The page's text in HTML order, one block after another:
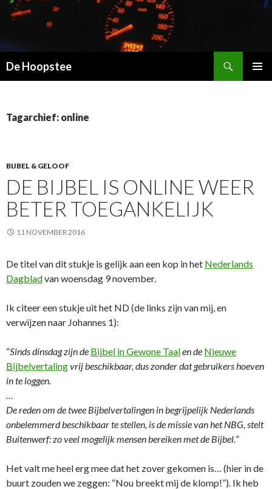
De Hoopstee
Tagarchief: online
BIJBEL & GELOOF
DE BIJBEL IS ONLINE WEER
BETER TOEGANKELIJK
11 NOVEMBER 2016
De titel van dit stukje is gelijk aan een kop in het Nederlands
Dagbladvan woensdag 9 november.
Ik citeer een stukje uit het ND (de links zijn van mij, en
verwijzen naar Johannes 1):
“Sinds dinsdag zijn de Bijbel in Gewone Taalen de Nieuwe
Bijbelvertalingvrij beschikbaar, dus zonder dat gebruikers hoeven
in te loggen.
…
De reden om de twee Bijbelvertalingen in begrijpelijk Nederlands
onbelemmerd beschikbaar te stellen, is de missie van het NBG, stelt
Buitenwerf: zo veel mogelijk mensen bereiken met de Bijbel.”
Het valt me heel erg mee dat het zover gekomen is… (hier in de
buurt zouden we zeggen: “Nou breekt mij de klomp!”). Ik heb